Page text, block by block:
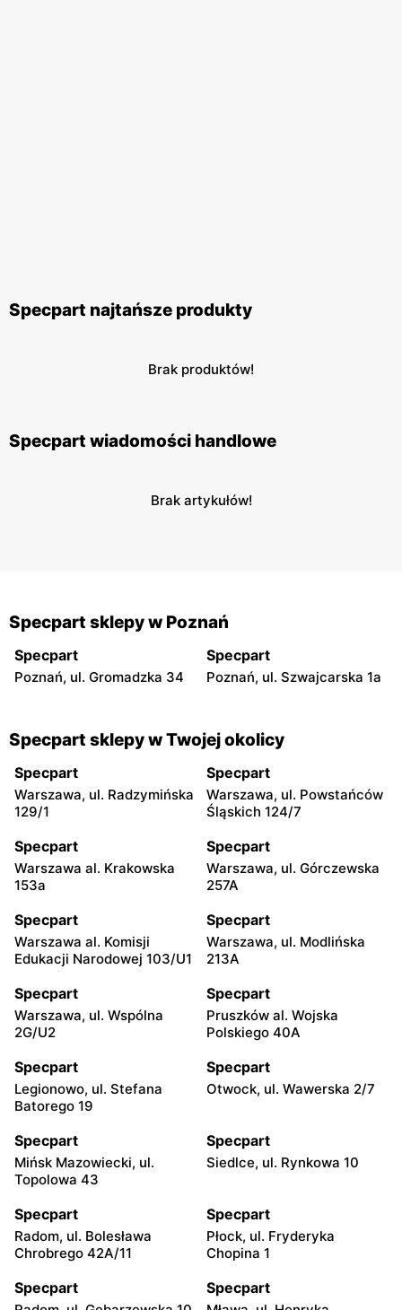
Specpart najtańsze produkty
Brak produktów!
Specpart wiadomości handlowe
Brak artykułów!
Specpart sklepy w Poznań
Specpart
Poznań, ul. Gromadzka 34
Specpart
Poznań, ul. Szwajcarska 1a
Specpart sklepy w Twojej okolicy
Specpart
Warszawa, ul. Radzymińska
129/1
Specpart
Warszawa, ul. Powstańców
Śląskich 124/7
Specpart
Warszawa al. Krakowska
153a
Specpart
Warszawa, ul. Górczewska
257A
Specpart
Warszawa al. Komisji
Edukacji Narodowej 103/U1
Specpart
Warszawa, ul. Modlińska
213A
Specpart
Warszawa, ul. Wspólna
2G/U2
Specpart
Pruszków al. Wojska
Polskiego 40A
Specpart
Legionowo, ul. Stefana
Batorego 19
Specpart
Otwock, ul. Wawerska 2/7
Specpart
Mińsk Mazowiecki, ul.
Topolowa 43
Specpart
Siedlce, ul. Rynkowa 10
Specpart
Radom, ul. Bolesława
Chrobrego 42A/11
Specpart
Płock, ul. Fryderyka
Chopina 1
Specpart Specpart